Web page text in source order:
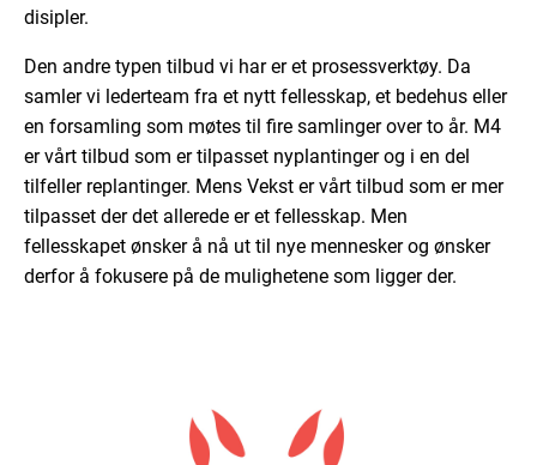
disipler.
Den andre typen tilbud vi har er et prosessverktøy. Da
samler vi lederteam fra et nytt fellesskap, et bedehus eller
en forsamling som møtes til fire samlinger over to år. M4
er vårt tilbud som er tilpasset nyplantinger og i en del
tilfeller replantinger. Mens Vekst er vårt tilbud som er mer
tilpasset der det allerede er et fellesskap. Men
fellesskapet ønsker å nå ut til nye mennesker og ønsker
derfor å fokusere på de mulighetene som ligger der.